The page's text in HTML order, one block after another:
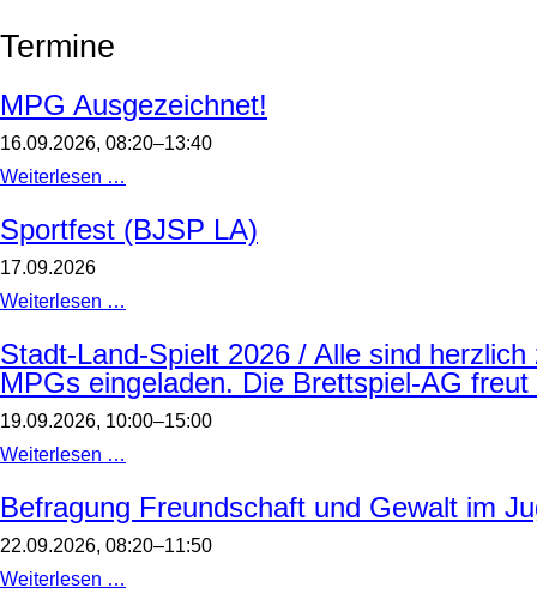
Termine
MPG Ausgezeichnet!
16.09.2026, 08:20–13:40
Weiterlesen …
Sportfest (BJSP LA)
17.09.2026
Weiterlesen …
Stadt-Land-Spielt 2026 / Alle sind
MPGs eingeladen. Die Brettspiel-AG
19.09.2026, 10:00–15:00
Weiterlesen …
2026
/
Alle
herzlich
Befragung Freundschaft und Gewalt im
22.09.2026, 08:20–11:50
Weiterlesen …